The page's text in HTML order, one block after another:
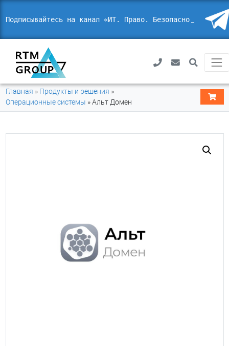
Безопасность
Главная » Продукты и решения »
Операционные системы »Альт Домен